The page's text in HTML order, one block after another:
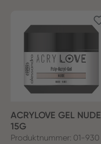
ACRYLOVE GEL NUDE
15G
Produktnummer: 01-930